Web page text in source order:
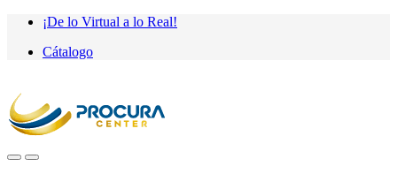
Saltar
navegación
saltar
contenido
¡De lo Virtual a lo Real!
Cátalogo